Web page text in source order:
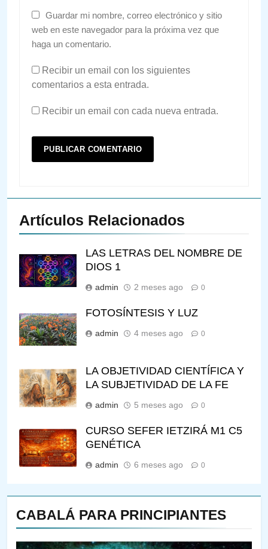
CABALÁ PARA PRINCIPIANTES
Guardar mi nombre, correo electrónico y sitio
web en este navegador para la próxima vez que
haga un comentario.
Recibir un email con los siguientes
comentarios a esta entrada.
Recibir un email con cada nueva entrada.
Artículos Relacionados
LAS LETRAS DEL NOMBRE DE
DIOS 1
admin 2 meses ago 0
FOTOSÍNTESIS Y LUZ
admin 4 meses ago 0
LA OBJETIVIDAD CIENTÍFICA Y
LA SUBJETIVIDAD DE LA FE
admin 5 meses ago 0
CURSO SEFER IETZIRÁ M1 C5
GENÉTICA
admin 6 meses ago 0